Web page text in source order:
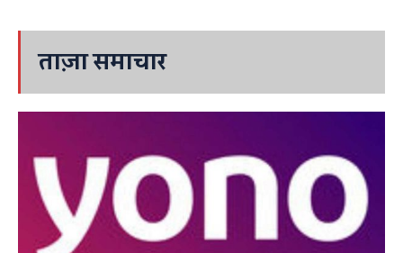
ताज़ा समाचार